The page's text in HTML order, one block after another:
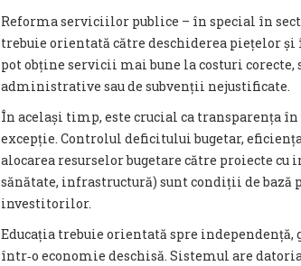
Reforma serviciilor publice – în special în
trebuie orientată către deschiderea piețelor și
pot obține servicii mai bune la costuri
administrative sau de subvenții nejustificate.
În același timp, este crucial ca transparența
excepție. Controlul deficitului bugetar,
alocarea resurselor bugetare către proiecte
sănătate, infrastructură) sunt condiții de
investitorilor.
Educația trebuie orientată spre
într‑o economie deschisă. Sistemul are